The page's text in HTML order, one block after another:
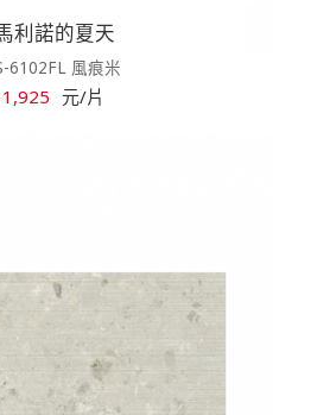
利諾的夏天
6102FL 風痕米
1,925 元/片